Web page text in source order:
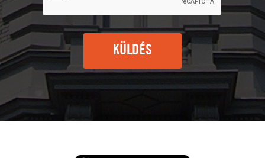
KÜLDÉS